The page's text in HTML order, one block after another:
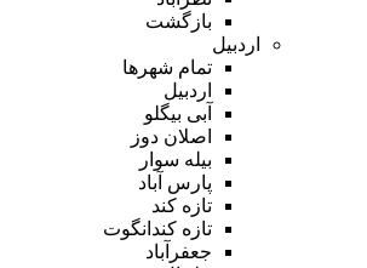
بازگشت
اردبیل
تمام شهر‌ها
اردبیل
آبی بیگلو
اصلان دوز
بیله سوار
پارس آباد
تازه کند
تازه کندانگوت
جعفرآباد